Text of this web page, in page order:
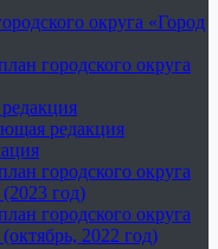
округа «Город
городского округа
редакция
городского округа
год)
городского округа
2022 год)